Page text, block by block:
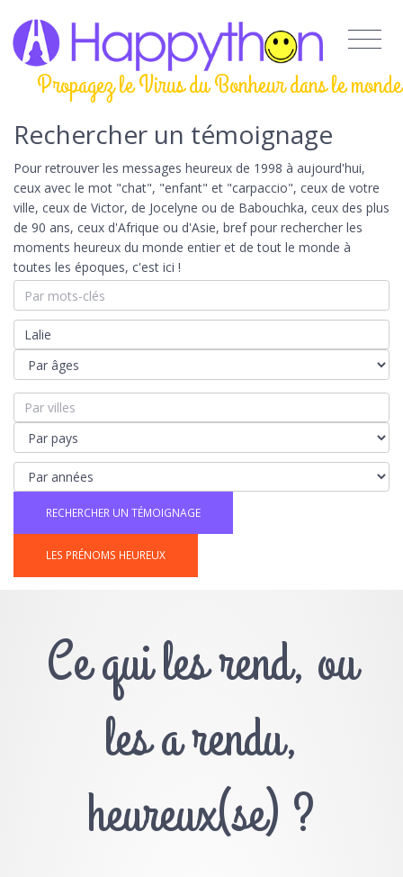
Propagez le Virus du Bonheur dans le monde
Rechercher un témoignage
Pour retrouver les messages heureux de 1998 à aujourd'hui,
ceux avec le mot "chat", "enfant" et "carpaccio", ceux de votre
ville, ceux de Victor, de Jocelyne ou de Babouchka, ceux des plus
de 90 ans, ceux d'Afrique ou d'Asie, bref pour rechercher les
moments heureux du monde entier et de tout le monde à
toutes les époques, c'est ici !
LES PRÉNOMS HEUREUX
Ce qui les rend, ou
les a rendu,
heureux(se) ?